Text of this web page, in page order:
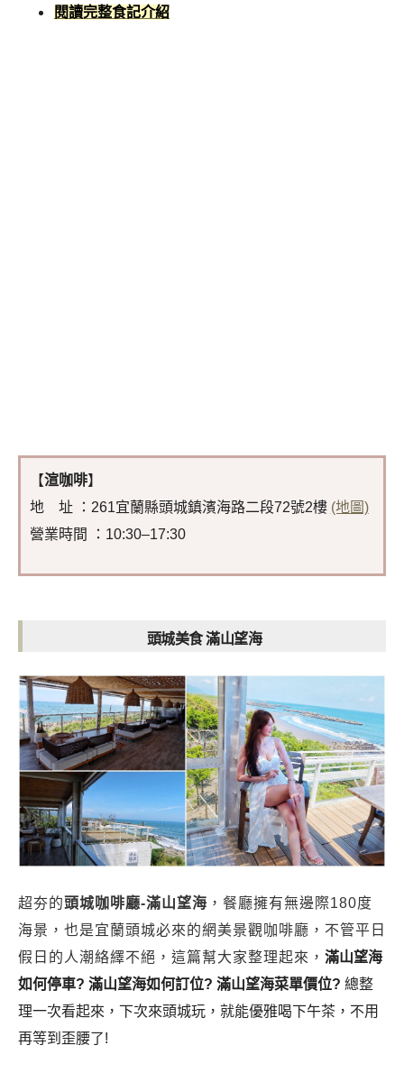
閱讀完整食記介紹
【渲咖啡】
地 址 ：261宜蘭縣頭城鎮濱海路二段72號2樓 (地圖)
營業時間 ：10:30–17:30
頭城美食 滿山望海
超夯的頭城咖啡廳-滿山望海 ，餐廳擁有無邊際180度
海景，也是宜蘭頭城必來的網美景觀咖啡廳，不管平日
假日的人潮絡繹不絕，這篇幫大家整理起來， 滿山望海
如何停車? 滿山望海如何訂位? 滿山望海菜單價位? 總整
理一次看起來，下次來頭城玩，就能優雅喝下午茶，不用
再等到歪腰了!